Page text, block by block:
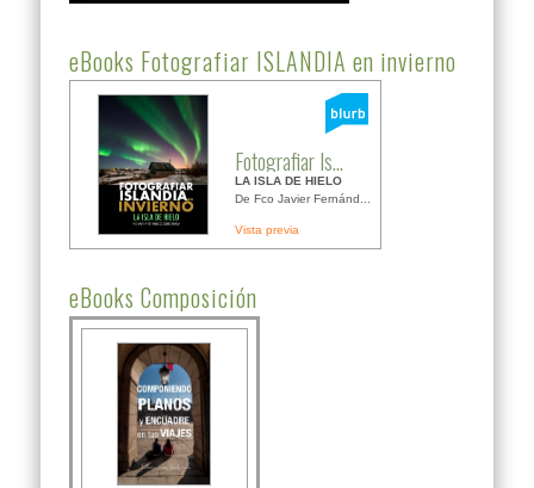
eBooks Fotografiar ISLANDIA en invierno
Fotografiar Is...
LA ISLA DE HIELO
De Fco Javier Fernánd...
Vista previa
eBooks Composición